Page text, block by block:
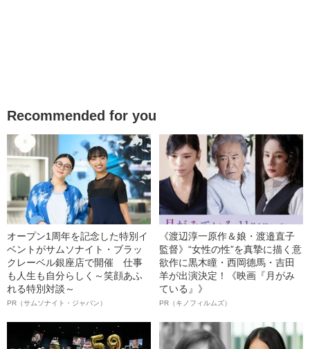
Recommended for you
オープン1周年を記念した特別イ
ベントがサムソナイト・ブラッ
クレーベル銀座店で開催 仕事
も人生も自分らしく～笑顔あふ
れる特別対談～
PR（サムソナイト・ジャパン）
《渡辺淳一原作＆娘・渡邉直子
監督》“女性の性”を真摯に描く意
欲作に黒木瞳・西岡德馬・吉田
羊が出演決定！《映画『月がみ
ている』》
PR（キノフィルムズ）